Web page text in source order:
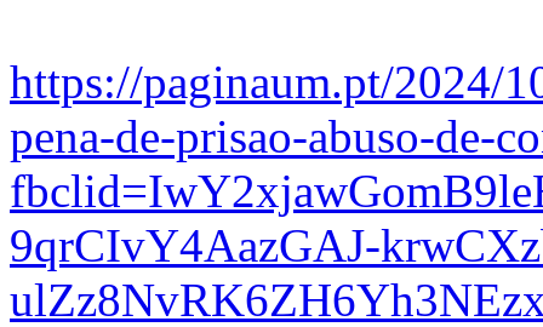
https://paginaum.pt/2024/
pena-de-prisao-abuso-de-
9qrCIvY4AazGAJ-